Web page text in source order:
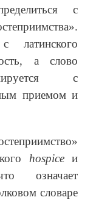
с
латинского
а слово
с
приемом и
hospiceи
означает
словаре